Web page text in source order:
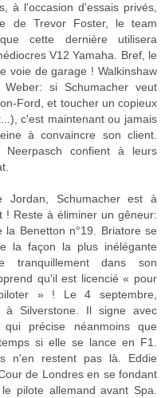
à l'occasion d'essais privés,
de Trevor Foster, le team
cette dernière utilisera
V12 Yamaha. Bref, le
voie de garage ! Walkinshaw
si Schumacher veut
Ford, et toucher un copieux
c'est maintenant ou jamais
à convaincre son client.
confient à leurs
Jordan, Schumacher est à
! Reste à éliminer un gêneur:
Benetton n°19. Briatore se
la façon la plus inélégante
tranquillement dans son
qu'il est licencié « pour
» ! Le 4 septembre,
à Silverstone. Il signe avec
précise néanmoins que
si elle se lance en F1.
n'en restent pas là. Eddie
de Londres en se fondant
pilote allemand avant Spa.